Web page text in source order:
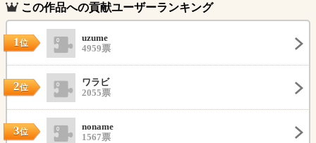
この作品への貢献ユーザーランキング
1位
uzume
4959票
2位
ワラビ
2055票
3位
noname
1567票